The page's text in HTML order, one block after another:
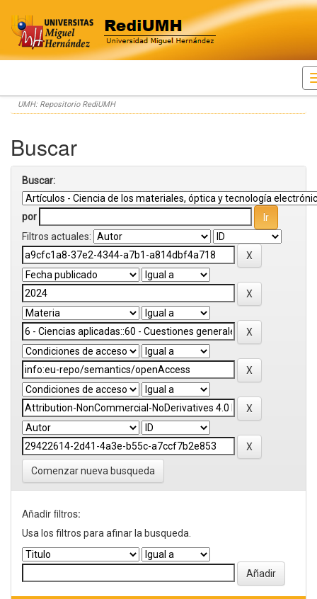
Skip
navigation
UMH: Repositorio RediUMH
Buscar
Buscar:
por
Filtros actuales:
Comenzar nueva busqueda
Añadir filtros:
Usa los filtros para afinar la busqueda.